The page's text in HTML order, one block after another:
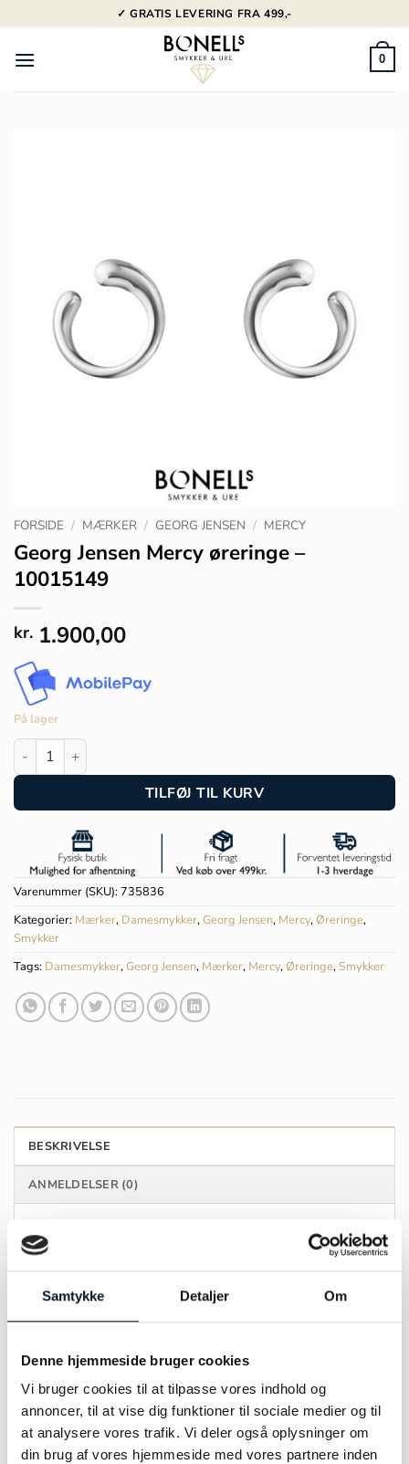
Samtykke Detaljer Om
Denne hjemmeside bruger cookies
Vi bruger cookies til at tilpasse vores indhold og
annoncer, til at vise dig funktioner til sociale medier og til
at analysere vores trafik. Vi deler også oplysninger om
din brug af vores hjemmeside med vores partnere inden
til
indhold
✓ GRATIS LEVERING FRA 499,-
0
FORSIDE / MÆRKER / GEORG JENSEN / MERCY
Georg Jensen Mercy øreringe –
10015149
kr. 1.900,00
På lager
Georg Jensen Mercy øreringe - 10015149 antal
TILFØJ TIL KURV
Varenummer (SKU):735836
Kategorier: Mærker, Damesmykker,Georg Jensen, Mercy,Øreringe,
Smykker
Tags: Damesmykker,Georg Jensen, Mærker, Mercy,Øreringe, Smykker
BESKRIVELSE
ANMELDELSER (0)
Georg Jensen Mercy øreringe
10015149
RELATEREDE VARER